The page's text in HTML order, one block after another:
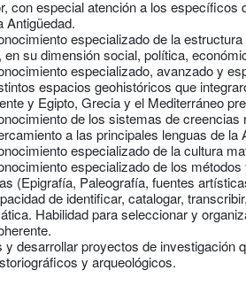
con especial atención a los específicos
Antigüedad.
especializado de la
en su dimensión social, política,
especializado, avanzado y
espacios geohistóricos que
y Egipto, Grecia y el Mediterráneo
de los sistemas de creencias
a las principales lenguas de
especializado de la cultura
especializado de los
(Epigrafía, Paleografía, fuentes
de identificar, catalogar,
Habilidad para seleccionar y
y desarrollar proyectos de investigación
y arqueológicos.